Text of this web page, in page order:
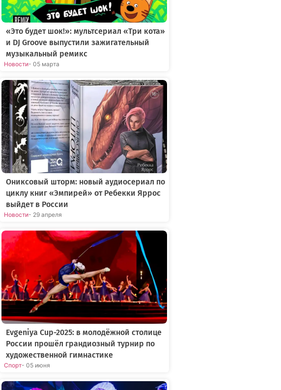
«Это будет шок!»: мультсериал «Три кота»
и DJ Groove выпустили зажигательный
музыкальный ремикс
Новости- 05 марта
Ониксовый шторм: новый аудиосериал по
циклу книг «Эмпирей» от Ребекки Яррос
выйдет в России
Новости- 29 апреля
Evgeniya Cup-2025: в молодёжной столице
России прошёл грандиозный турнир по
художественной гимнастике
Спорт- 05 июня